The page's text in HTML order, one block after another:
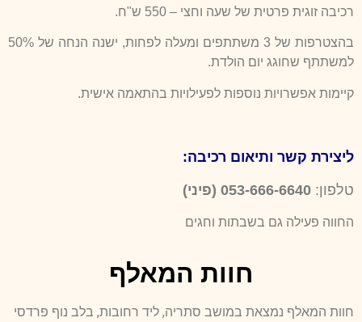
רכיבה זוגית פרטית של שעה וחצי – 550 ש"ח.
בהצטרפות של 3 משתתפים ומעלה לפחות, ישנה הנחה של 50%
למשתתף שחוגג יום הולדת.
קיימות אפשרויות נוספות לפעילויות בהתאמה אישית.
ליצירת קשר ותיאום רכיבה:
טלפון: 053-666-6640
(פיני)
החווה פעילה גם בשבתות וחגים
חוות המאלף
חוות המאלף נמצאת במושב סתריה, ליד רחובות, בלב נוף פרדסי